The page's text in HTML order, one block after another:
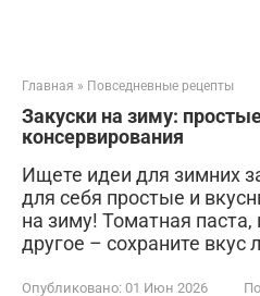
Главная » Повседневные рецепты
Закуски на зиму:
консервирования
Ищете идеи для зимних
для себя простые и
на зиму! Томатная
другое – сохраните вкус
Опубликовано: 01 Июн 2026